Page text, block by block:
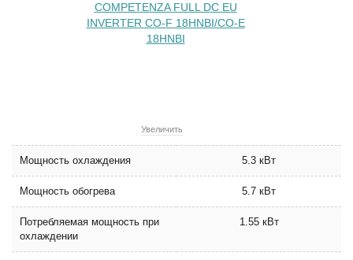
Увеличить
Мощность охлаждения 5.3 кВт
Мощность обогрева 5.7 кВт
Потребляемая мощность при
охлаждении
1.55 кВт